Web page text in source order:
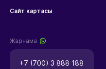
Сайт картасы
Жарнама
+7 (700) 3 888 188